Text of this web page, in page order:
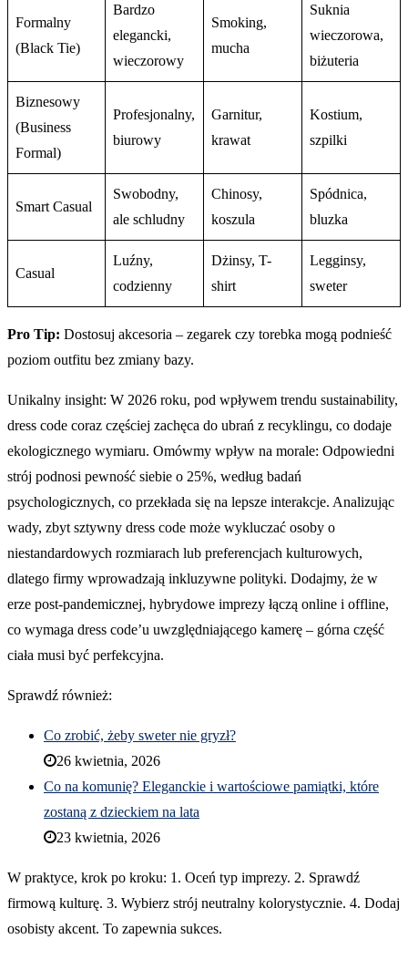
Formalny
(Black Tie)
Bardzo
elegancki,
wieczorowy
Smoking,
mucha
Suknia
wieczorowa,
biżuteria
Biznesowy
(Business
Formal)
Profesjonalny,
biurowy
Garnitur,
krawat
Kostium,
szpilki
Smart Casual
Swobodny,
ale schludny
Chinosy,
koszula
Spódnica,
bluzka
Casual
Luźny,
codzienny
Dżinsy, T-
shirt
Legginsy,
sweter
Pro Tip: Dostosuj akcesoria – zegarek czy torebka mogą podnieść
poziom outfitu bez zmiany bazy.
Unikalny insight: W 2026 roku, pod wpływem trendu sustainability,
dress code coraz częściej zachęca do ubrań z recyklingu, co dodaje
ekologicznego wymiaru. Omówmy wpływ na morale: Odpowiedni
strój podnosi pewność siebie o 25%, według badań
psychologicznych, co przekłada się na lepsze interakcje. Analizując
wady, zbyt sztywny dress code może wykluczać osoby o
niestandardowych rozmiarach lub preferencjach kulturowych,
dlatego firmy wprowadzają inkluzywne polityki. Dodajmy, że w
erze post-pandemicznej, hybrydowe imprezy łączą online i offline,
co wymaga dress code’u uwzględniającego kamerę – górna część
ciała musi być perfekcyjna.
Sprawdź również:
Co zrobić, żeby sweter nie gryzł?
26 kwietnia, 2026
Co na komunię? Eleganckie i wartościowe pamiątki, które
zostaną z dzieckiem na lata
23 kwietnia, 2026
W praktyce, krok po kroku: 1. Oceń typ imprezy. 2. Sprawdź
firmową kulturę. 3. Wybierz strój neutralny kolorystycznie. 4. Dodaj
osobisty akcent. To zapewnia sukces.